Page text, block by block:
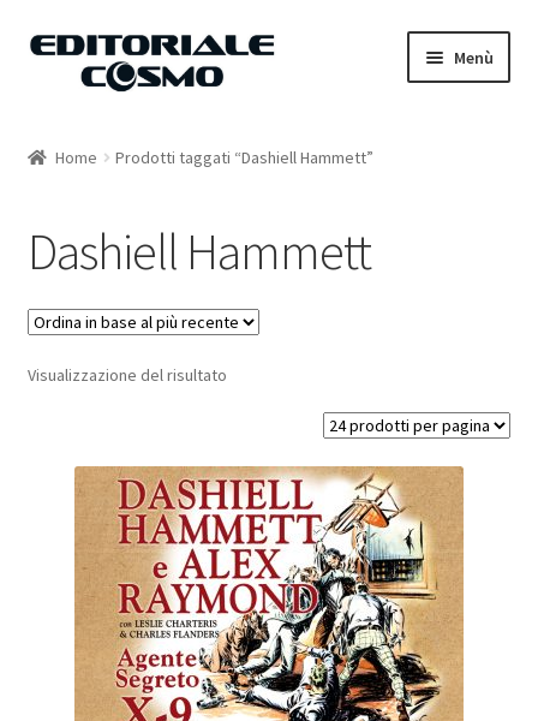
Vai
Vai
Menù
Carrello
Il mio account
Home Prodotti taggati “Dashiell Hammett”
Dashiell Hammett
Visualizzazione del risultato